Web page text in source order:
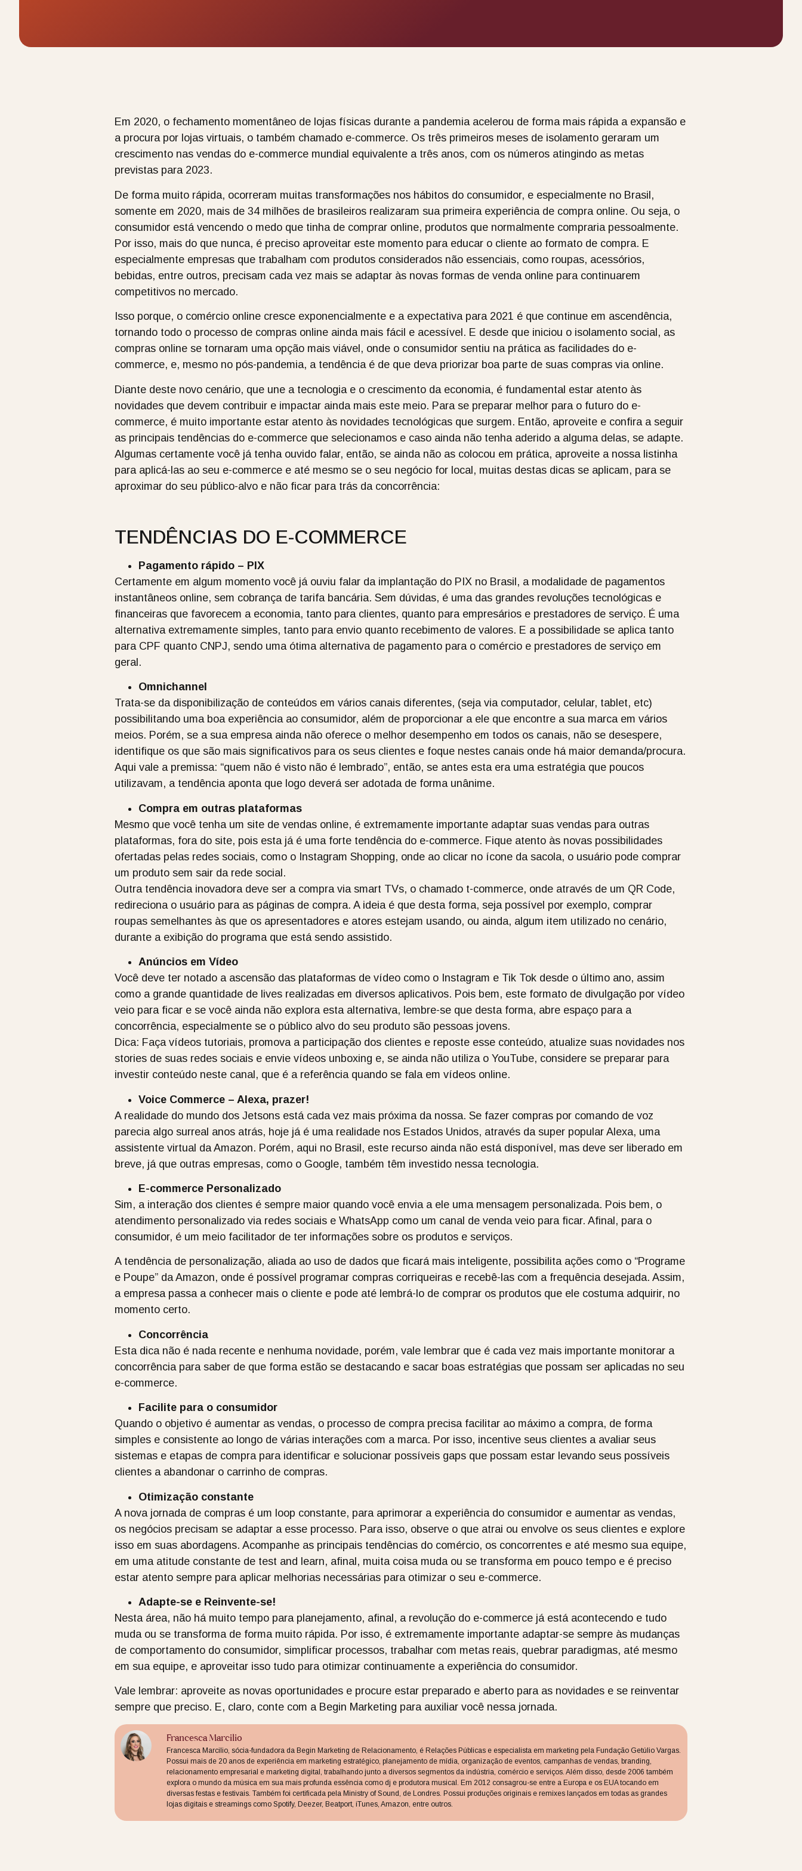
Em 2020, o fechamento momentâneo de lojas físicas durante a pandemia acelerou de forma mais rápida a expansão e
a procura por lojas virtuais, o também chamado e-commerce. Os três primeiros meses de isolamento geraram um
crescimento nas vendas do e-commerce mundial equivalente a três anos, com os números atingindo as metas
previstas para 2023.
De forma muito rápida, ocorreram muitas transformações nos hábitos do consumidor, e especialmente no Brasil,
somente em 2020, mais de 34 milhões de brasileiros realizaram sua primeira experiência de compra online. Ou seja, o
consumidor está vencendo o medo que tinha de comprar online, produtos que normalmente compraria pessoalmente.
Por isso, mais do que nunca, é preciso aproveitar este momento para educar o cliente ao formato de compra. E
especialmente empresas que trabalham com produtos considerados não essenciais, como roupas, acessórios,
bebidas, entre outros, precisam cada vez mais se adaptar às novas formas de venda online para continuarem
competitivos no mercado.
Isso porque, o comércio online cresce exponencialmente e a expectativa para 2021 é que continue em ascendência,
tornando todo o processo de compras online ainda mais fácil e acessível. E desde que iniciou o isolamento social, as
compras online se tornaram uma opção mais viável, onde o consumidor sentiu na prática as facilidades do e-
commerce, e, mesmo no pós-pandemia, a tendência é de que deva priorizar boa parte de suas compras via online.
Diante deste novo cenário, que une a tecnologia e o crescimento da economia, é fundamental estar atento às
novidades que devem contribuir e impactar ainda mais este meio. Para se preparar melhor para o futuro do e-
commerce, é muito importante estar atento às novidades tecnológicas que surgem. Então, aproveite e confira a seguir
as principais tendências do e-commerce que selecionamos e caso ainda não tenha aderido a alguma delas, se adapte.
Algumas certamente você já tenha ouvido falar, então, se ainda não as colocou em prática, aproveite a nossa listinha
para aplicá-las ao seu e-commerce e até mesmo se o seu negócio for local, muitas destas dicas se aplicam, para se
aproximar do seu público-alvo e não ficar para trás da concorrência:
TENDÊNCIAS DO E-COMMERCE
Pagamento rápido – PIX
Certamente em algum momento você já ouviu falar da implantação do PIX no Brasil, a modalidade de pagamentos
instantâneos online, sem cobrança de tarifa bancária. Sem dúvidas, é uma das grandes revoluções tecnológicas e
financeiras que favorecem a economia, tanto para clientes, quanto para empresários e prestadores de serviço. É uma
alternativa extremamente simples, tanto para envio quanto recebimento de valores. E a possibilidade se aplica tanto
para CPF quanto CNPJ, sendo uma ótima alternativa de pagamento para o comércio e prestadores de serviço em
geral.
Omnichannel
Trata-se da disponibilização de conteúdos em vários canais diferentes, (seja via computador, celular, tablet, etc)
possibilitando uma boa experiência ao consumidor, além de proporcionar a ele que encontre a sua marca em vários
meios. Porém, se a sua empresa ainda não oferece o melhor desempenho em todos os canais, não se desespere,
identifique os que são mais significativos para os seus clientes e foque nestes canais onde há maior demanda/procura.
Aqui vale a premissa: “quem não é visto não é lembrado”, então, se antes esta era uma estratégia que poucos
utilizavam, a tendência aponta que logo deverá ser adotada de forma unânime.
Compra em outras plataformas
Mesmo que você tenha um site de vendas online, é extremamente importante adaptar suas vendas para outras
plataformas, fora do site, pois esta já é uma forte tendência do e-commerce. Fique atento às novas possibilidades
ofertadas pelas redes sociais, como o Instagram Shopping, onde ao clicar no ícone da sacola, o usuário pode comprar
um produto sem sair da rede social.
Outra tendência inovadora deve ser a compra via smart TVs, o chamado t-commerce, onde através de um QR Code,
redireciona o usuário para as páginas de compra. A ideia é que desta forma, seja possível por exemplo, comprar
roupas semelhantes às que os apresentadores e atores estejam usando, ou ainda, algum item utilizado no cenário,
durante a exibição do programa que está sendo assistido.
Anúncios em Vídeo
Você deve ter notado a ascensão das plataformas de vídeo como o Instagram e Tik Tok desde o último ano, assim
como a grande quantidade de lives realizadas em diversos aplicativos. Pois bem, este formato de divulgação por vídeo
veio para ficar e se você ainda não explora esta alternativa, lembre-se que desta forma, abre espaço para a
concorrência, especialmente se o público alvo do seu produto são pessoas jovens.
Dica: Faça vídeos tutoriais, promova a participação dos clientes e reposte esse conteúdo, atualize suas novidades nos
stories de suas redes sociais e envie vídeos unboxing e, se ainda não utiliza o YouTube, considere se preparar para
investir conteúdo neste canal, que é a referência quando se fala em vídeos online.
Voice Commerce – Alexa, prazer!
A realidade do mundo dos Jetsons está cada vez mais próxima da nossa. Se fazer compras por comando de voz
parecia algo surreal anos atrás, hoje já é uma realidade nos Estados Unidos, através da super popular Alexa, uma
assistente virtual da Amazon. Porém, aqui no Brasil, este recurso ainda não está disponível, mas deve ser liberado em
breve, já que outras empresas, como o Google, também têm investido nessa tecnologia.
E-commerce Personalizado
Sim, a interação dos clientes é sempre maior quando você envia a ele uma mensagem personalizada. Pois bem, o
atendimento personalizado via redes sociais e WhatsApp como um canal de venda veio para ficar. Afinal, para o
consumidor, é um meio facilitador de ter informações sobre os produtos e serviços.
A tendência de personalização, aliada ao uso de dados que ficará mais inteligente, possibilita ações como o “Programe
e Poupe” da Amazon, onde é possível programar compras corriqueiras e recebê-las com a frequência desejada. Assim,
a empresa passa a conhecer mais o cliente e pode até lembrá-lo de comprar os produtos que ele costuma adquirir, no
momento certo.
Concorrência
Esta dica não é nada recente e nenhuma novidade, porém, vale lembrar que é cada vez mais importante monitorar a
concorrência para saber de que forma estão se destacando e sacar boas estratégias que possam ser aplicadas no seu
e-commerce.
Facilite para o consumidor
Quando o objetivo é aumentar as vendas, o processo de compra precisa facilitar ao máximo a compra, de forma
simples e consistente ao longo de várias interações com a marca. Por isso, incentive seus clientes a avaliar seus
sistemas e etapas de compra para identificar e solucionar possíveis gaps que possam estar levando seus possíveis
clientes a abandonar o carrinho de compras.
Otimização constante
A nova jornada de compras é um loop constante, para aprimorar a experiência do consumidor e aumentar as vendas,
os negócios precisam se adaptar a esse processo. Para isso, observe o que atrai ou envolve os seus clientes e explore
isso em suas abordagens. Acompanhe as principais tendências do comércio, os concorrentes e até mesmo sua equipe,
em uma atitude constante de test and learn, afinal, muita coisa muda ou se transforma em pouco tempo e é preciso
estar atento sempre para aplicar melhorias necessárias para otimizar o seu e-commerce.
Adapte-se e Reinvente-se!
Nesta área, não há muito tempo para planejamento, afinal, a revolução do e-commerce já está acontecendo e tudo
muda ou se transforma de forma muito rápida. Por isso, é extremamente importante adaptar-se sempre às mudanças
de comportamento do consumidor, simplificar processos, trabalhar com metas reais, quebrar paradigmas, até mesmo
em sua equipe, e aproveitar isso tudo para otimizar continuamente a experiência do consumidor.
Vale lembrar: aproveite as novas oportunidades e procure estar preparado e aberto para as novidades e se reinventar
sempre que preciso. E, claro, conte com a Begin Marketing para auxiliar você nessa jornada.
Francesca Marcilio
Francesca Marcilio, sócia-fundadora da Begin Marketing de Relacionamento, é Relações Públicas e especialista em marketing pela Fundação Getúlio Vargas.
Possui mais de 20 anos de experiência em marketing estratégico, planejamento de mídia, organização de eventos, campanhas de vendas, branding,
relacionamento empresarial e marketing digital, trabalhando junto a diversos segmentos da indústria, comércio e serviços. Além disso, desde 2006 também
explora o mundo da música em sua mais profunda essência como dj e produtora musical. Em 2012 consagrou-se entre a Europa e os EUA tocando em
diversas festas e festivais. Também foi certificada pela Ministry of Sound, de Londres. Possui produções originais e remixes lançados em todas as grandes
lojas digitais e streamings como Spotify, Deezer, Beatport, iTunes, Amazon, entre outros.